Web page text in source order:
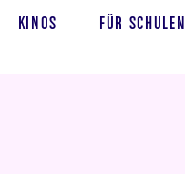
KINOS FÜR SCHULEN